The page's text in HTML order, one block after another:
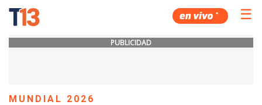
☰
PUBLICIDAD
MUNDIAL 2026